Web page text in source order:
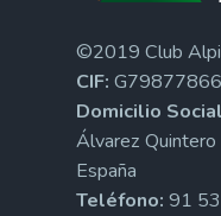
©2019 Club
CIF: G79877866
Domicilio
Álvarez
España
Teléfono: 91